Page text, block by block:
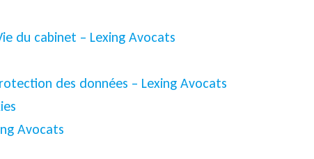
du cabinet – Lexing Avocats
des données – Lexing Avocats
Avocats